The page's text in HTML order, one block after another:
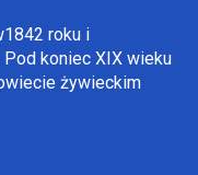
roku i
koniec XIX wieku
żywieckim